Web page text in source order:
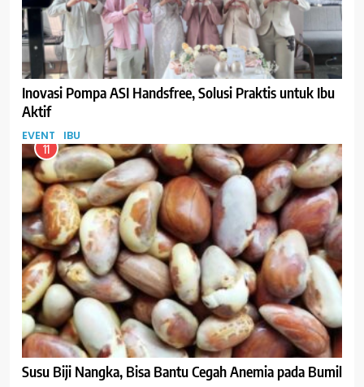
Inovasi Pompa ASI Handsfree, Solusi Praktis untuk Ibu
Aktif
EVENT IBU
11
Susu Biji Nangka, Bisa Bantu Cegah Anemia pada Bumil